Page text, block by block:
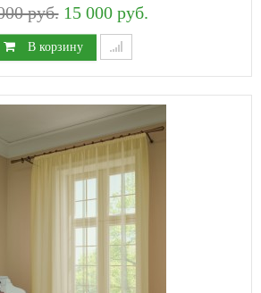
руб.15 000 руб.
В корзину